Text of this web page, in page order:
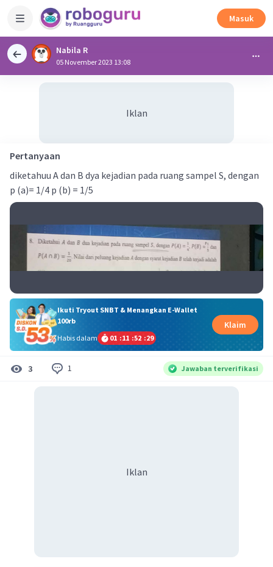
Masuk
Nabila R
05 November 2023 13:08
Iklan
Pertanyaan
diketahuu A dan B dya kejadian pada ruang sampel S, dengan
p (a)= 1/4 p (b) = 1/5
Ikuti Tryout SNBT & Menangkan E-Wallet
100rb
Habis dalam
01 :11 :52 :28
Klaim
3 1 Jawaban terverifikasi
Iklan